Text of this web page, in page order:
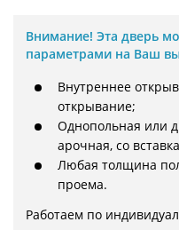
Внимание! Эта дверь
параметрами на Ваш
Внутреннее
открывание;
Однопольная или
арочная, со
Любая толщина
проема.
Работаем по